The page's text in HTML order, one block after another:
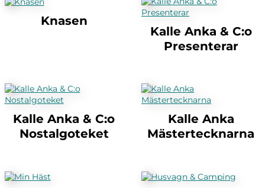
Knasen
Kalle Anka & C:o
Presenterar
Kalle Anka & C:o
Nostalgoteket
Kalle Anka
Mästertecknarna